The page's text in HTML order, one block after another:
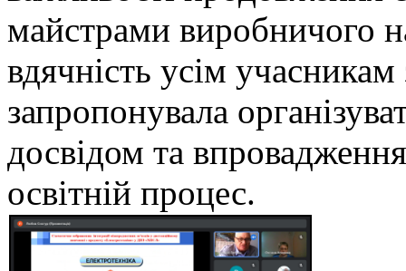
майстрами виробничого
вдячність усім
запропонувала
досвідом та
освітній процес.